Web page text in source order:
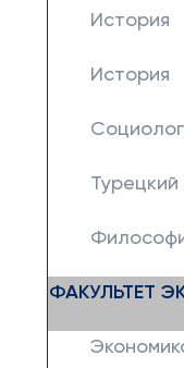
История
История
ФАКУЛЬТЕТ